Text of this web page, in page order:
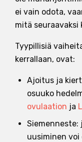
ei vain odota,
mitä
Tyypillisiä
kerrallaan, ovat:
Ajoitus ja
osuuko
ovulaation ja
Siemenneste:
uusiminen voi